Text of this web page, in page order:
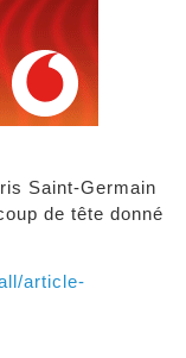
Saint-Germain
de tête donné
article-